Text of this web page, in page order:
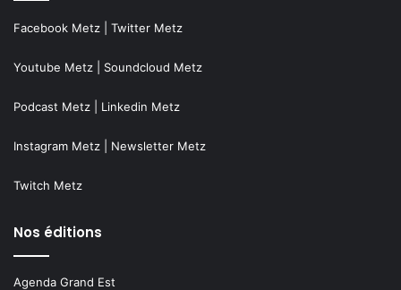
Facebook Metz Twitter Metz
Youtube Metz Soundcloud Metz
Podcast Metz Linkedin Metz
Instagram Metz Newsletter Metz
Twitch Metz
Nos éditions
Agenda Grand Est